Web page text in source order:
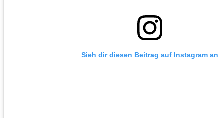
Sieh dir diesen Beitrag auf Instagram an